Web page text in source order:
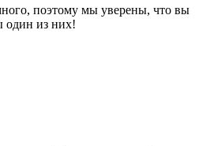
поэтому мы уверены, что вы
один из них!